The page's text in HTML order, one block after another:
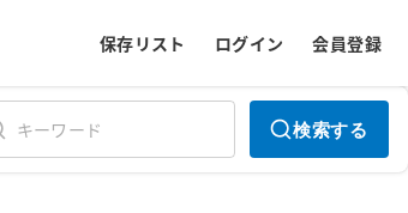
保存リスト ログイン 会員登録
検索する